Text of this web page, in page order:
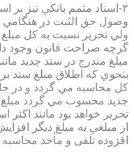
۲-اسناد متمم بانكي نيز
وصول حق الثبت در
ولي تحرير نسبت به كل مبلغ
گرچه صراحت قانون وجود
مبلغ مندرج در سند جديد
بنحوي كه اطلاق مبلغ سند
كل محاسبه مي گردد و در
جديد محسوب مي گردد مبلغ
تحرير خواهد بود مانند
از مبلغي به مبلغ ديگر
افزوده تلقی و مأخذ